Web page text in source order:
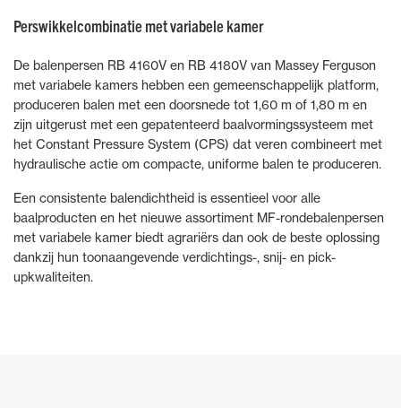
Perswikkelcombinatie met variabele kamer
De balenpersen RB 4160V en RB 4180V van Massey Ferguson
met variabele kamers hebben een gemeenschappelijk platform,
produceren balen met een doorsnede tot 1,60 m of 1,80 m en
zijn uitgerust met een gepatenteerd baalvormingssysteem met
het Constant Pressure System (CPS) dat veren combineert met
hydraulische actie om compacte, uniforme balen te produceren.
Een consistente balendichtheid is essentieel voor alle
baalproducten en het nieuwe assortiment MF-rondebalenpersen
met variabele kamer biedt agrariërs dan ook de beste oplossing
dankzij hun toonaangevende verdichtings-, snij- en pick-
upkwaliteiten.